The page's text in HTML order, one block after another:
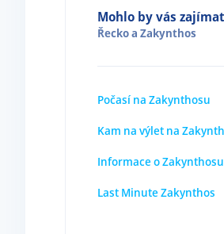
Mohlo by vás zajímat
Řeckoa Zakynthos
Počasí na Zakynthosu
Kam na výlet na
Informace o Zakynthosu
Last Minute Zakynthos